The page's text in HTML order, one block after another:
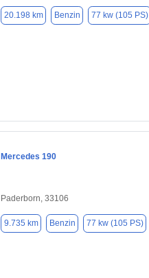
20.198 km Benzin 77 kw (105 PS)
Mercedes 190
Paderborn, 33106
9.735 km Benzin 77 kw (105 PS)